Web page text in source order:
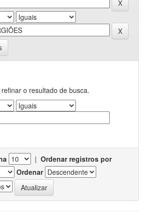
o resultado de busca.
| Ordenar registros por
Ordenar